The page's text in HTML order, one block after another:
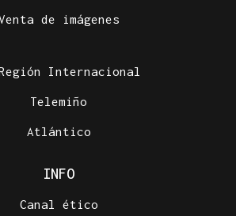
de imágenes
Internacional
Telemiño
Atlántico
INFO
Canal ético